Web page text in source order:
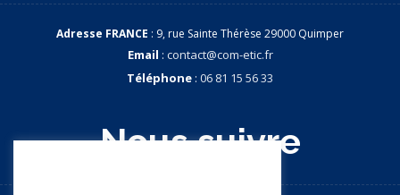
Adresse FRANCE : 9, rue Sainte Thérèse 29000 Quimper
Email : contact@com-etic.fr
Téléphone : 06 81 15 56 33
Nous suivre